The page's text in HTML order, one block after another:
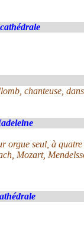
cathédrale
chanteuse,
orgue seul, à
Mozart,